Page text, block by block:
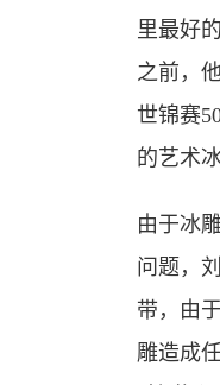
里最好
之前，
世锦赛
的艺术
由于冰
问题，
带，由
雕造成